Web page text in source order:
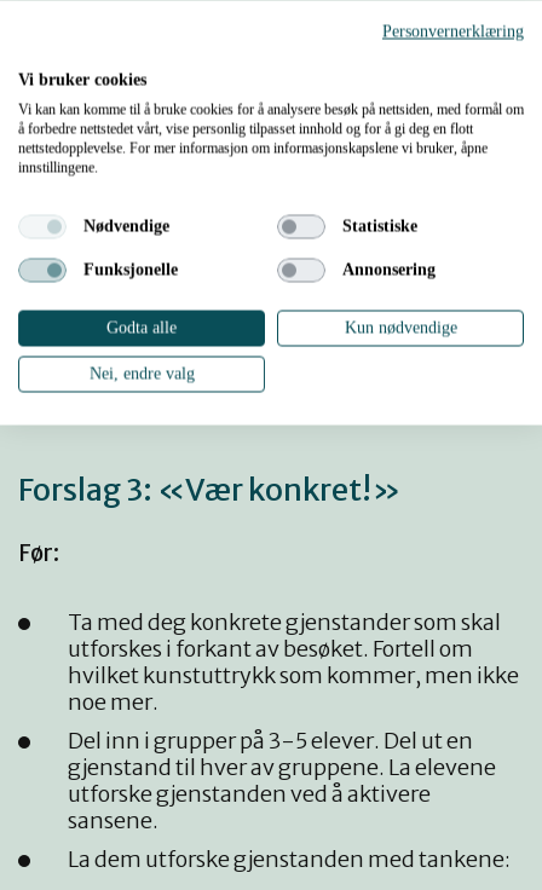
Skriv opp tittelen på DKS-produksjonen og
La elevene velge seg EN følelse. Be dem
skrive ned hvordan denne følelsen kom til
uttrykk i DKS besøket. Eks: «Jeg tenkte på
ensomhet da …»
La elevene som har valgt lik følelse få sitte
sammen. Elevene leser opp sine setninger.
Gruppa lager fire nye setninger som
definerer følelsen. Eks: «Ensomhet er …»
I plenum:
Gruppene presenterer sine påstander for
Forslag 3: «Vær konkret!»
Før:
Ta med deg konkrete gjenstander som skal
utforskes i forkant av besøket. Fortell om
hvilket kunstuttrykk som kommer, men ikke
noe mer.
Del inn i grupper på 3-5 elever. Del ut en
gjenstand til hver av gruppene. La elevene
utforske gjenstanden ved å aktivere
sansene.
La dem utforske gjenstanden med tankene:
Personvernerklæring
Vi bruker cookies
Vi kan kan komme til å bruke cookies for å analysere besøk på nettsiden, med formål om
å forbedre nettstedet vårt, vise personlig tilpasset innhold og for å gi deg en flott
nettstedopplevelse. For mer informasjon om informasjonskapslene vi bruker, åpne
innstillingene.
Nødvendige Statistiske
Funksjonelle Annonsering
Godta alle Kun nødvendige
Nei, endre valg